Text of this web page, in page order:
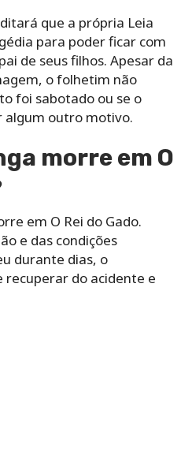
que a própria Leia
para poder ficar com
de seus filhos. Apesar da
o folhetim não
foi sabotado ou se o
algum outro motivo.
morre em O
em O Rei do Gado.
e das condições
durante dias, o
recuperar do acidente e